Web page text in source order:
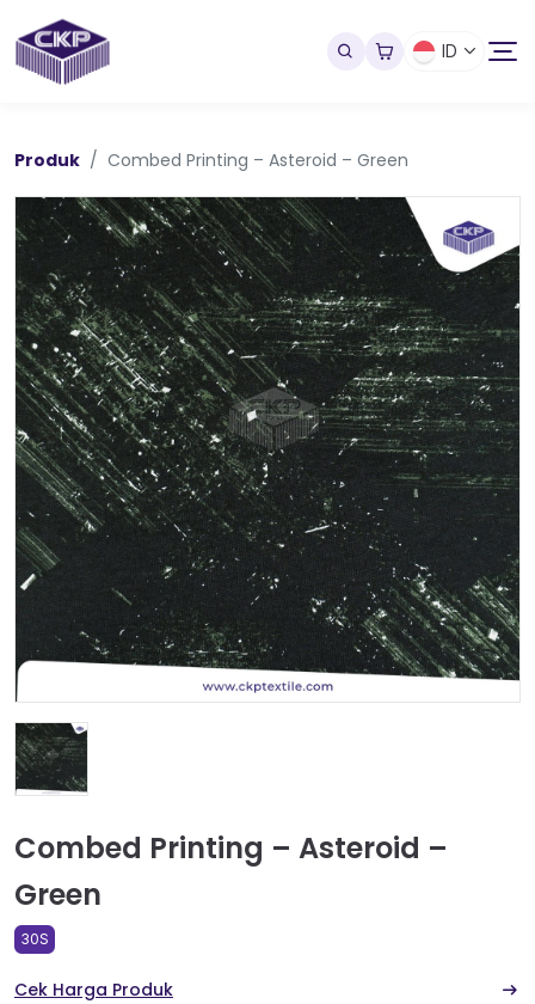
ID
Produk Combed Printing – Asteroid – Green
Combed Printing – Asteroid –
Green
30S
Cek Harga Produk